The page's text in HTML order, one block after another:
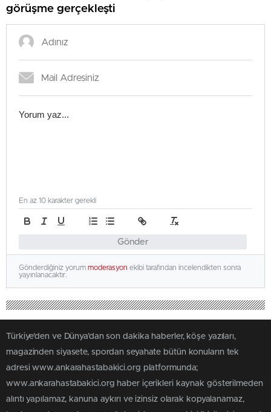
görüşme gerçekleşti
Gönder
En az 10 karakter gerekli
Gönderdiğiniz yorum moderasyon ekibi tarafından incelendikten sonra
yayınlanacaktır.
Türkiye'den ve Dünya’dan son dakika haberler, köşe yazıları,
magazinden siyasete, spordan seyahate bütün konuların tek
adresi www.ankarahastabakici.org platformunda;
www.ankarahastabakici.org haber içerikleri kaynak gösterilmeden
alıntı yapılamaz, kanuna aykırı ve izinsiz olarak kopyalanamaz,